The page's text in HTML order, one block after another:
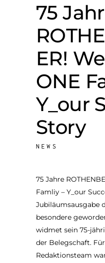
75
ER!
ONE
Y_our
Story
NEWS
75 Jahre
Famliy – Y_our
Jubiläumsausgabe
besondere
widmet sein 75-
der Belegschaft.
Redaktionsteam